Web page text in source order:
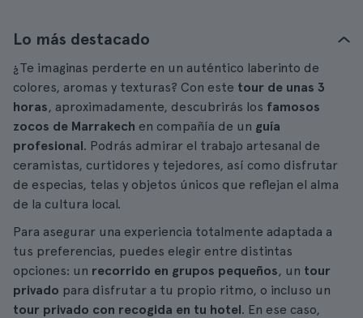
Lo más destacado
¿Te imaginas perderte en un auténtico laberinto de
colores, aromas y texturas? Con este tour de unas 3
horas, aproximadamente, descubrirás los famosos
zocos de Marrakech en compañía de un guía
profesional. Podrás admirar el trabajo artesanal de
ceramistas, curtidores y tejedores, así como disfrutar
de especias, telas y objetos únicos que reflejan el alma
de la cultura local.
Para asegurar una experiencia totalmente adaptada a
tus preferencias, puedes elegir entre distintas
opciones: un recorrido en grupos pequeños, un tour
privado para disfrutar a tu propio ritmo, o incluso un
tour privado con recogida en tu hotel. En ese caso,